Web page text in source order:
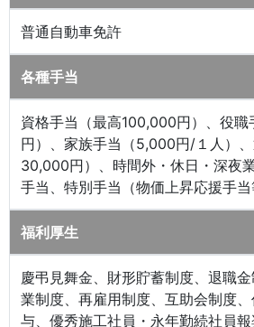
普通自動車免許
各種手当
資格手当（最高100,000円）、役
円）、家族手当（5,000円/１人）
30,000円）、時間外・休日・深夜
手当、特別手当（物価上昇応援手当
福利厚生
慶弔見舞金、財形貯蓄制度、退職
業制度、再雇用制度、互助会制度
与、優秀施工社員・永年勤続社員報